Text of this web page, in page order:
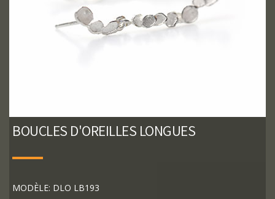
BOUCLES D'OREILLES LONGUES
MODÈLE: DLO LB193